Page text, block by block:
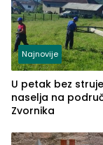
Najnovije
U petak bez
naselja na
Zvornika